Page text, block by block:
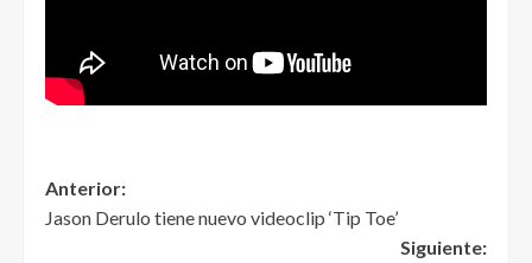
Anterior:
Jason Derulo tiene nuevo videoclip ‘Tip Toe’
Siguiente: